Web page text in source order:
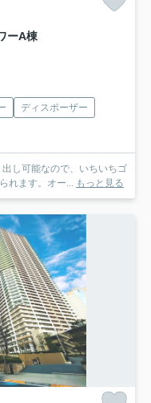
ーA棟
ディスポーザー
し可能なので、いちいちゴ
れます。オー... もっと見る